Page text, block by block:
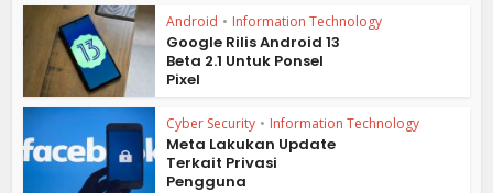
Android • Information Technology
Google Rilis Android 13
Beta 2.1 Untuk Ponsel
Pixel
Cyber Security • Information Technology
Meta Lakukan Update
Terkait Privasi
Pengguna